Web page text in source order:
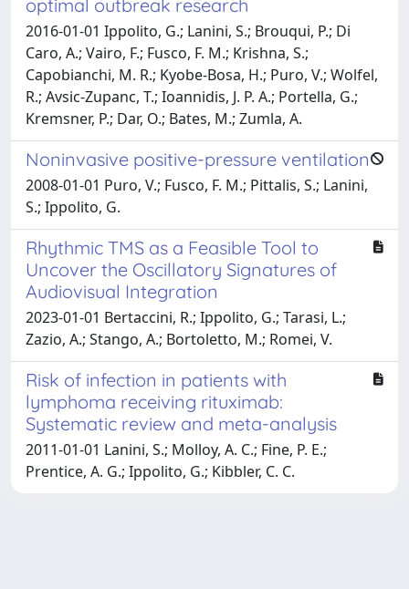
optimal outbreak research
2016-01-01 Ippolito, G.; Lanini, S.; Brouqui, P.; Di
Caro, A.; Vairo, F.; Fusco, F. M.; Krishna, S.;
Capobianchi, M. R.; Kyobe-Bosa, H.; Puro, V.; Wolfel,
R.; Avsic-Zupanc, T.; Ioannidis, J. P. A.; Portella, G.;
Kremsner, P.; Dar, O.; Bates, M.; Zumla, A.
Noninvasive positive-pressure ventilation
2008-01-01 Puro, V.; Fusco, F. M.; Pittalis, S.; Lanini,
S.; Ippolito, G.
Rhythmic TMS as a Feasible Tool to
Uncover the Oscillatory Signatures of
Audiovisual Integration
2023-01-01 Bertaccini, R.; Ippolito, G.; Tarasi, L.;
Zazio, A.; Stango, A.; Bortoletto, M.; Romei, V.
Risk of infection in patients with
lymphoma receiving rituximab:
Systematic review and meta-analysis
2011-01-01 Lanini, S.; Molloy, A. C.; Fine, P. E.;
Prentice, A. G.; Ippolito, G.; Kibbler, C. C.